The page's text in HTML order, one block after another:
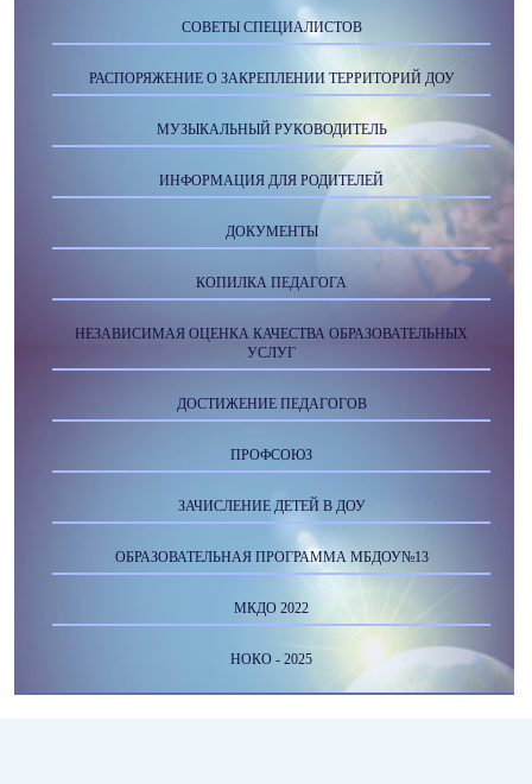
СОВЕТЫ СПЕЦИАЛИСТОВ
РАСПОРЯЖЕНИЕ О ЗАКРЕПЛЕНИИ ТЕРРИТОРИЙ ДОУ
МУЗЫКАЛЬНЫЙ РУКОВОДИТЕЛЬ
ИНФОРМАЦИЯ ДЛЯ РОДИТЕЛЕЙ
ДОКУМЕНТЫ
КОПИЛКА ПЕДАГОГА
НЕЗАВИСИМАЯ ОЦЕНКА КАЧЕСТВА ОБРАЗОВАТЕЛЬНЫХ
УСЛУГ
ДОСТИЖЕНИЕ ПЕДАГОГОВ
ПРОФСОЮЗ
ЗАЧИСЛЕНИЕ ДЕТЕЙ В ДОУ
ОБРАЗОВАТЕЛЬНАЯ ПРОГРАММА МБДОУ№13
МКДО 2022
НОКО - 2025